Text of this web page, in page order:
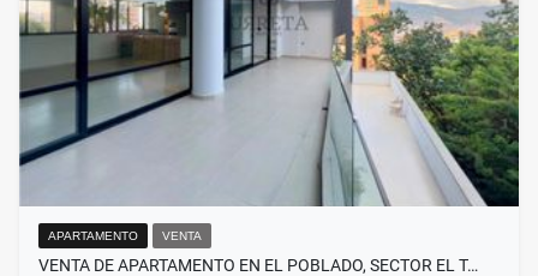
APARTAMENTO VENTA
VENTA DE APARTAMENTO EN EL POBLADO, SECTOR EL T…